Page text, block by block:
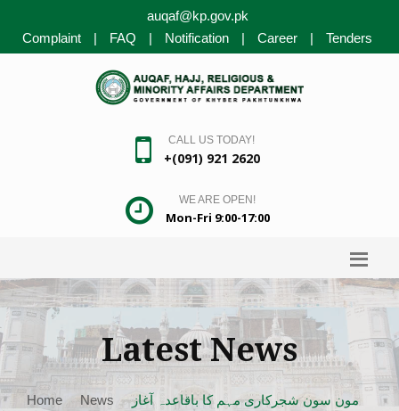
auqaf@kp.gov.pk
Complaint
| FAQ | Notification | Career | Tenders
CALL US TODAY!
+(091) 921 2620
WE ARE OPEN!
Mon-Fri 9:00-17:00
Latest News
Home News مون سون شجرکاری مہم کا باقاعدہ آغاز